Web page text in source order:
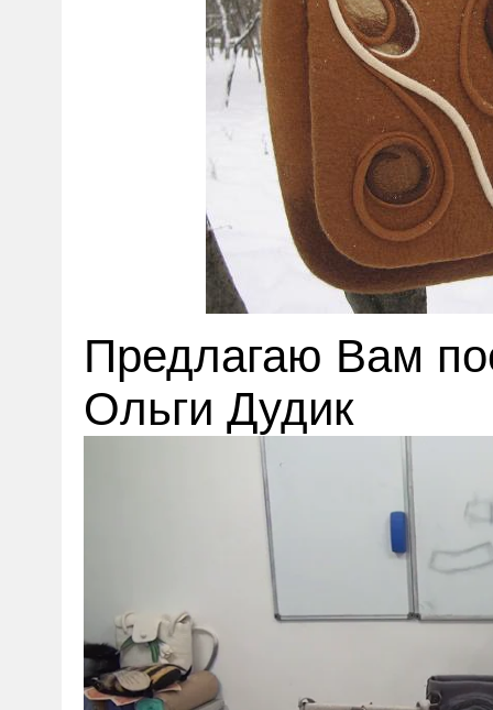
Предлагаю Вам
Ольги Дудик